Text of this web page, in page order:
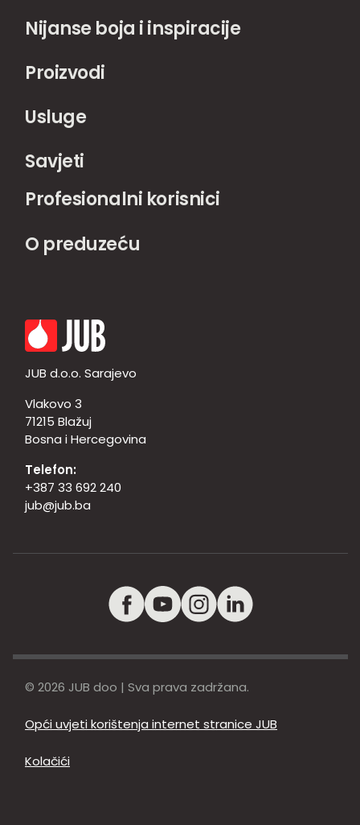
Nijanse boja i inspiracije
Proizvodi
Usluge
Savjeti
Profesionalni korisnici
O preduzeću
JUB d.o.o. Sarajevo
Vlakovo 3
71215 Blažuj
Bosna i Hercegovina
Telefon:
+387 33 692 240
jub@jub.ba
© 2026 JUB doo | Sva prava zadržana.
Opći uvjeti korištenja internet stranice JUB
Kolačići